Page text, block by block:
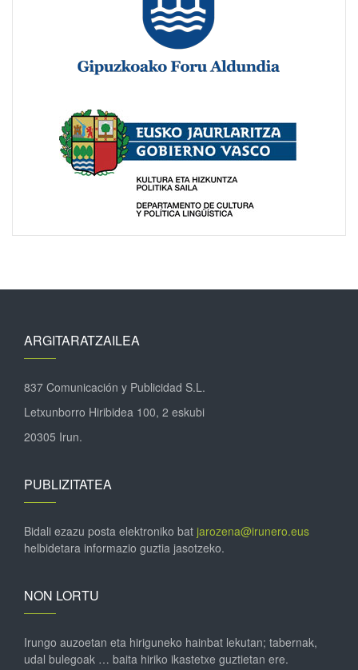
ARGITARATZAILEA
837 Comunicación y Publicidad S.L.
Letxunborro Hiribidea 100, 2 eskubi
20305 Irun.
PUBLIZITATEA
Bidali ezazu posta elektroniko bat jarozena@irunero.eus
helbidetara informazio guztia jasotzeko.
NON LORTU
Irungo auzoetan eta hiriguneko hainbat lekutan; tabernak,
udal bulegoak … baita hiriko ikastetxe guztietan ere.